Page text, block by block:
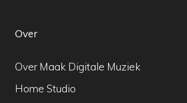
Over
Over Maak Digitale Muziek
Home Studio